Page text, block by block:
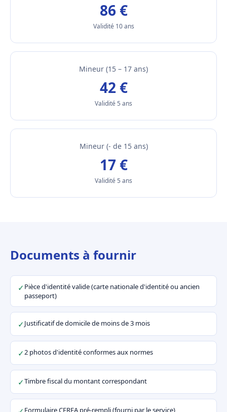
86 €
Validité 10 ans
Mineur (15 – 17 ans)
42 €
Validité 5 ans
Mineur (- de 15 ans)
17 €
Validité 5 ans
Documents à fournir
✓ Pièce d'identité valide (carte nationale d'identité ou ancien
passeport)
✓Justificatif de domicile de moins de 3 mois
✓2 photos d'identité conformes aux normes
✓Timbre fiscal du montant correspondant
Formulaire CERFA pré-rempli (fourni par le service)